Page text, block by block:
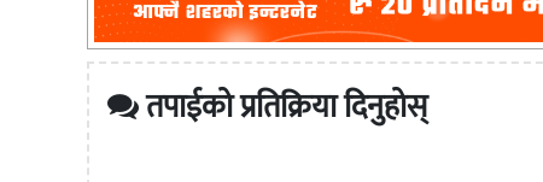
तपाईको प्रतिक्रिया दिनुहोस्